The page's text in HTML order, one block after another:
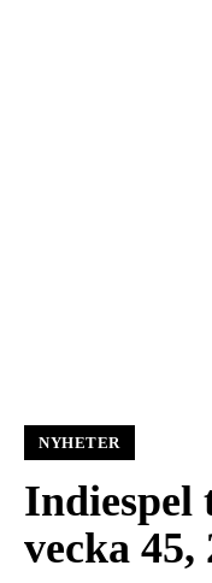
NYHETER
Indiespel
vecka 45,